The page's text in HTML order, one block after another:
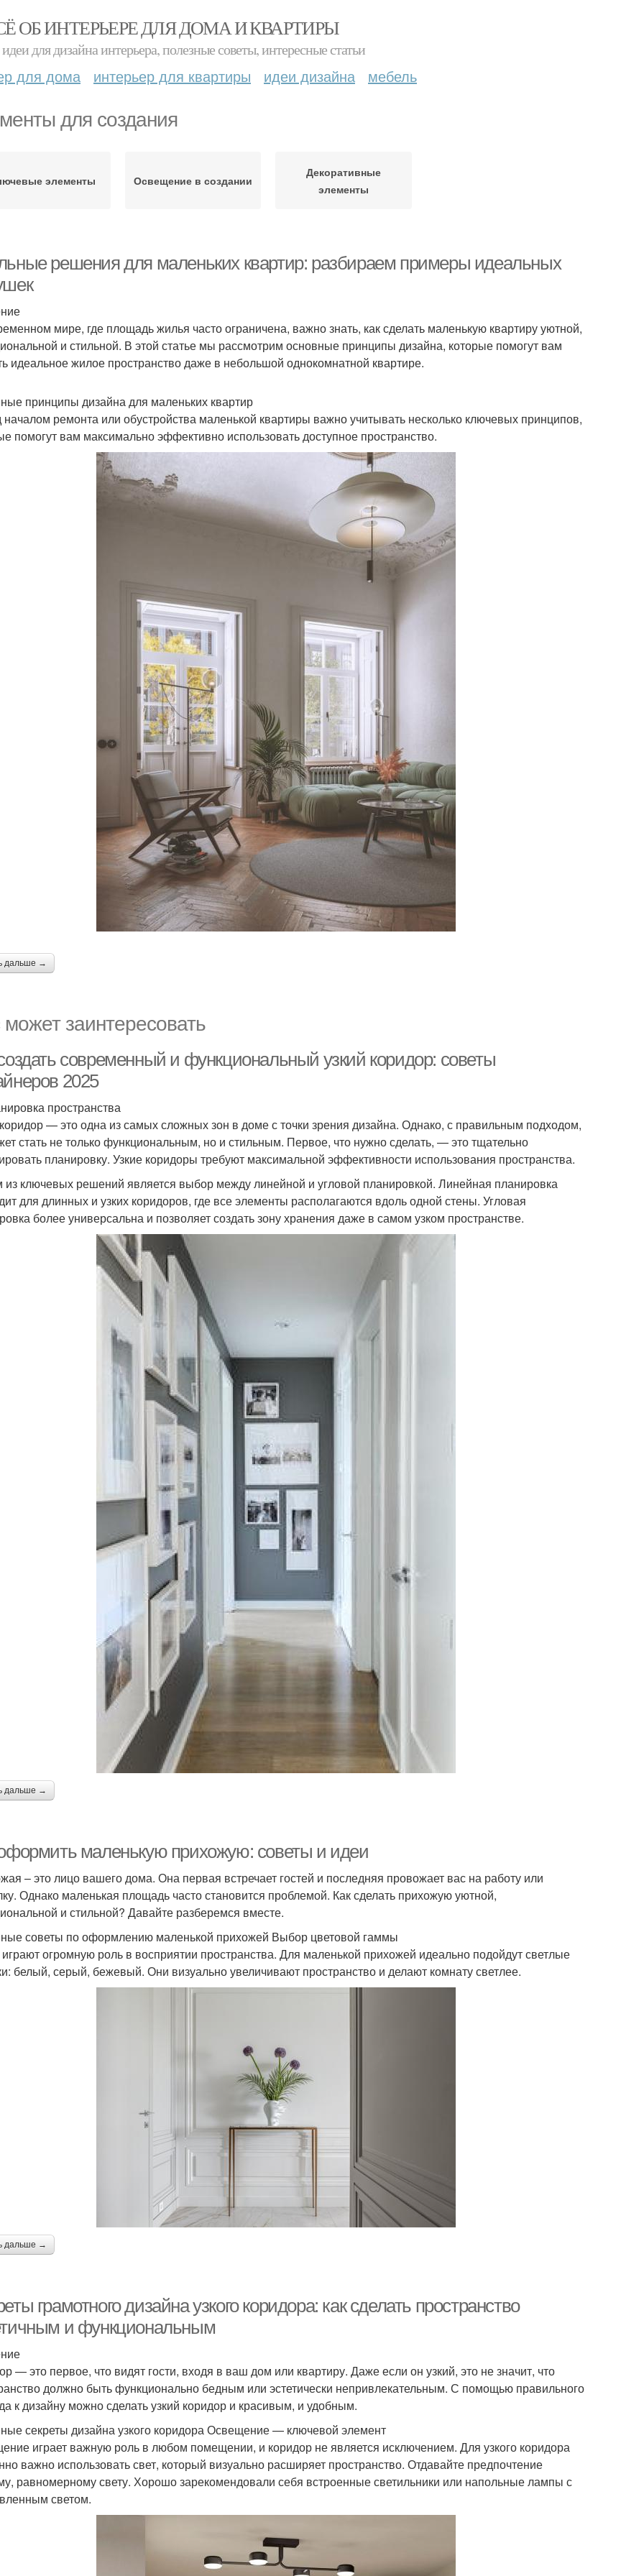
ОБ ИНТЕРЬЕРЕ ДЛЯ ДОМА И КВАРТИРЫ
для дизайна интерьера, полезные советы, интересные статьи
для дома интерьер для квартиры идеи дизайна мебель
для создания
элементы Освещение в создании
Декоративные
элементы
решения для маленьких квартир: разбираем примеры идеальных
мире, где площадь жилья часто ограничена, важно знать, как сделать маленькую квартиру уютной,
и стильной. В этой статье мы рассмотрим основные принципы дизайна, которые помогут вам
идеальное жилое пространство даже в небольшой однокомнатной квартире.
принципы дизайна для маленьких квартир
ремонта или обустройства маленькой квартиры важно учитывать несколько ключевых принципов,
помогут вам максимально эффективно использовать доступное пространство.
дальше →
заинтересовать
современный и функциональный узкий коридор: советы
2025
пространства
— это одна из самых сложных зон в доме с точки зрения дизайна. Однако, с правильным подходом,
стать не только функциональным, но и стильным. Первое, что нужно сделать, — это тщательно
планировку. Узкие коридоры требуют максимальной эффективности использования пространства.
ключевых решений является выбор между линейной и угловой планировкой. Линейная планировка
для длинных и узких коридоров, где все элементы располагаются вдоль одной стены. Угловая
более универсальна и позволяет создать зону хранения даже в самом узком пространстве.
дальше →
маленькую прихожую: советы и идеи
– это лицо вашего дома. Она первая встречает гостей и последняя провожает вас на работу или
Однако маленькая площадь часто становится проблемой. Как сделать прихожую уютной,
и стильной? Давайте разберемся вместе.
советы по оформлению маленькой прихожей Выбор цветовой гаммы
огромную роль в восприятии пространства. Для маленькой прихожей идеально подойдут светлые
белый, серый, бежевый. Они визуально увеличивают пространство и делают комнату светлее.
дальше →
грамотного дизайна узкого коридора: как сделать пространство
и функциональным
— это первое, что видят гости, входя в ваш дом или квартиру. Даже если он узкий, это не значит, что
должно быть функционально бедным или эстетически непривлекательным. С помощью правильного
к дизайну можно сделать узкий коридор и красивым, и удобным.
секреты дизайна узкого коридора Освещение — ключевой элемент
играет важную роль в любом помещении, и коридор не является исключением. Для узкого коридора
важно использовать свет, который визуально расширяет пространство. Отдавайте предпочтение
равномерному свету. Хорошо зарекомендовали себя встроенные светильники или напольные лампы с
светом.